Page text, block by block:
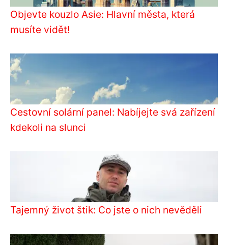
Objevte kouzlo Asie: Hlavní města, která
musíte vidět!
Cestovní solární panel: Nabíjejte svá zařízení
kdekoli na slunci
Tajemný život štik: Co jste o nich nevěděli